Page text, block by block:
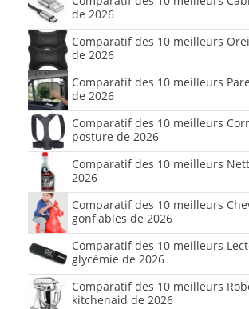
de 2026
Comparatif des 10 meilleurs
de 2026
Comparatif des 10 meilleurs
de 2026
Comparatif des 10 meilleurs
posture de 2026
Comparatif des 10 meilleurs
2026
Comparatif des 10 meilleurs
gonflables de 2026
Comparatif des 10 meilleurs
glycémie de 2026
Comparatif des 10 meilleurs
kitchenaid de 2026